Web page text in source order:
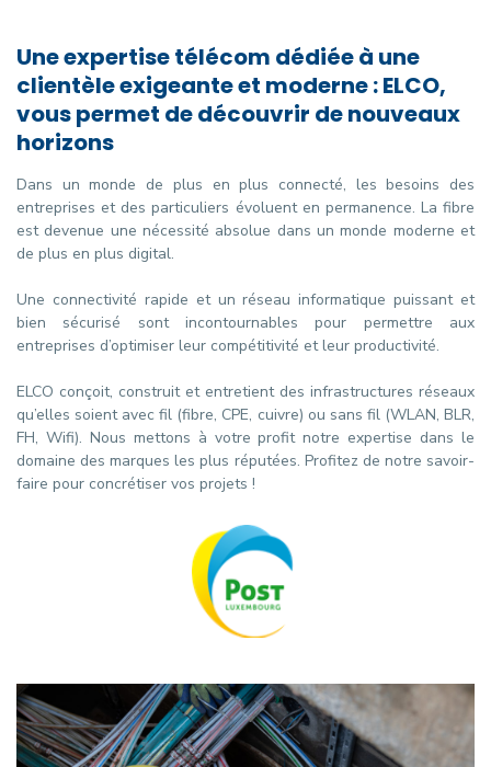
Une expertise télécom dédiée à une
clientèle exigeante et moderne : ELCO,
vous permet de découvrir de nouveaux
horizons
Dans un monde de plus en plus connecté, les besoins des
entreprises et des particuliers évoluent en permanence. La fibre
est devenue une nécessité absolue dans un monde moderne et
de plus en plus digital.
Une connectivité rapide et un réseau informatique puissant et
bien sécurisé sont incontournables pour permettre aux
entreprises d’optimiser leur compétitivité et leur productivité.
ELCO conçoit, construit et entretient des infrastructures réseaux
qu’elles soient avec fil (fibre, CPE, cuivre) ou sans fil (WLAN, BLR,
FH, Wifi). Nous mettons à votre profit notre expertise dans le
domaine des marques les plus réputées. Profitez de notre savoir-
faire pour concrétiser vos projets !